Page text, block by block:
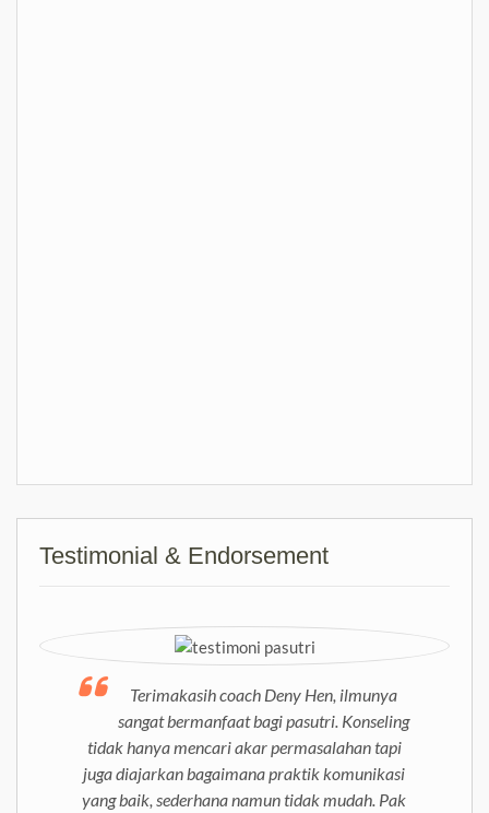
Testimonial & Endorsement
Terimakasih coach Deny Hen, ilmunya
sangat bermanfaat bagi pasutri. Konseling
tidak hanya mencari akar permasalahan tapi
juga diajarkan bagaimana praktik komunikasi
yang baik, sederhana namun tidak mudah. Pak